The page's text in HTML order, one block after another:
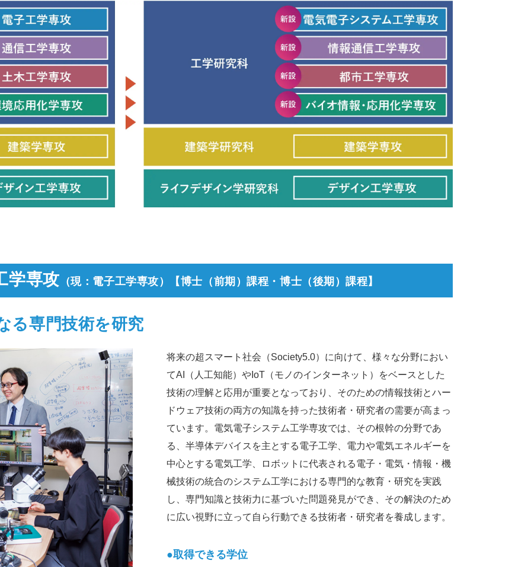
学専攻 （現：電子工学専攻） 【博士（前期）課程・博士（後期）課程】
る専門技術を研究
将来の超スマート社会（Society5.0）に向けて、様々な分野におい
てAI（人工知能）やIoT（モノのインターネット）をベースとした
技術の理解と応用が重要となっており、そのための情報技術とハー
ドウェア技術の両方の知識を持った技術者・研究者の需要が高まっ
ています。電気電子システム工学専攻では、その根幹の分野であ
る、半導体デバイスを主とする電子工学、電力や電気エネルギーを
中心とする電気工学、ロボットに代表される電子・電気・情報・機
械技術の統合のシステム工学における専門的な教育・研究を実践
し、専門知識と技術力に基づいた問題発見ができ、その解決のため
に広い視野に立って自ら行動できる技術者・研究者を養成します。
●取得できる学位